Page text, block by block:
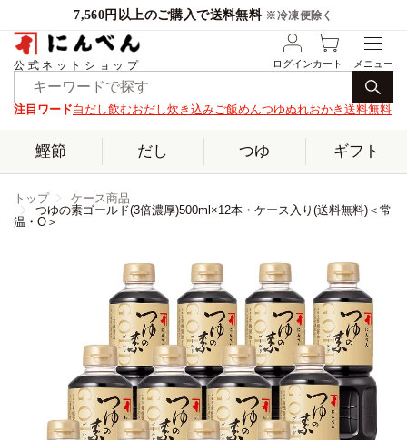
7,560円以上のご購入で送料無料 ※冷凍便除く
公式ネットショップ ログインカート
注目ワード白だし飲むおだし炊き込みご飯めんつゆぬれおかき 送料無料
鰹節 だし つゆ ギフト
トップ
ケース商品
つゆの素ゴールド(3倍濃厚)500ml×12本・ケース入り(送料無料)＜常
温・O＞